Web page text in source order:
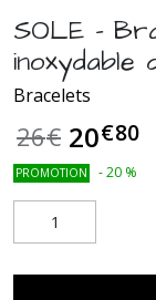
SOLE -
inoxydable
Bracelets
26€ 20€80
PROMOTION -20 %